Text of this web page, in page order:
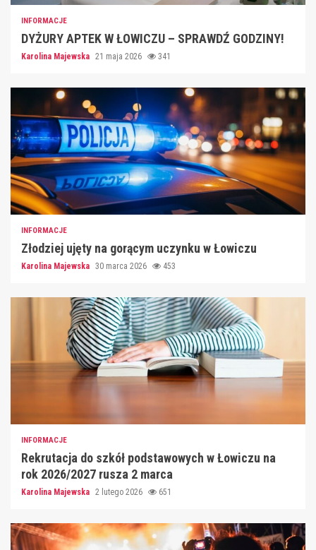
INFORMACJE
DYŻURY APTEK W ŁOWICZU – SPRAWDŹ GODZINY!
Karolina Majewska 21 maja 2026 341
INFORMACJE
Złodziej ujęty na gorącym uczynku w Łowiczu
Karolina Majewska 30 marca 2026 453
INFORMACJE
Rekrutacja do szkół podstawowych w Łowiczu na
rok 2026/2027 rusza 2 marca
Karolina Majewska 2 lutego 2026 651